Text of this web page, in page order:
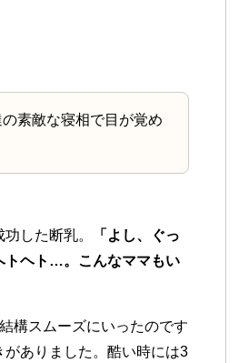
素敵な寝相で目が覚め
した断乳。
「よし、ぐっ
トヘト…。こんなママもい
構スムーズにいったのです
ありました。酷い時には3